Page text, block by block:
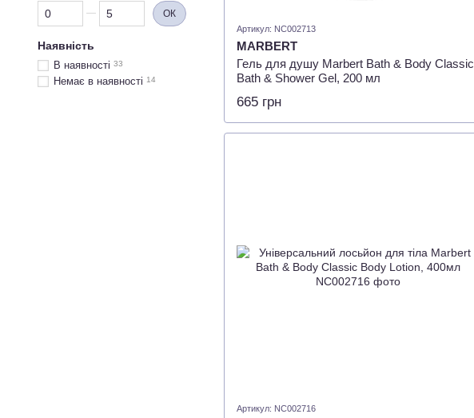
Артикул: NC002713
MARBERT
Гель для душу Marbert Bath & Body Classic
Bath & Shower Gel, 200 мл
665 грн
Артикул: NC002716
Від Кількість
До Кількість ОК
Наявність
В наявності 33
Немає в наявності 14